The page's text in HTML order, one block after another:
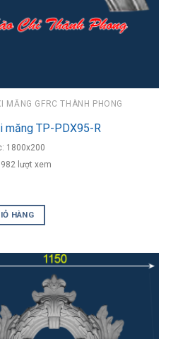
MĂNG GFRC THÀNH PHONG
măng TP-PDX95-R
1800x200
982 lượt xem
HÀNG